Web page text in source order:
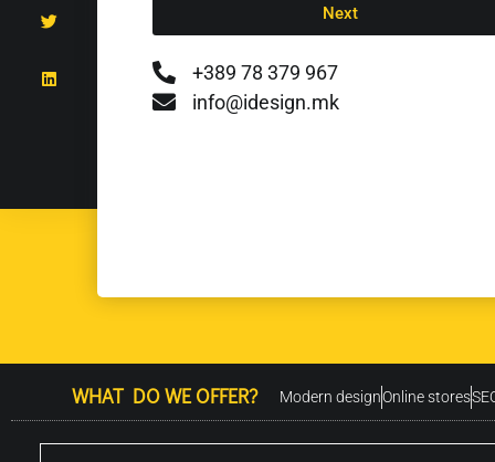
Next
+389 78 379 967
info@idesign.mk
WHAT DO WE OFFER? Modern designOnline stores